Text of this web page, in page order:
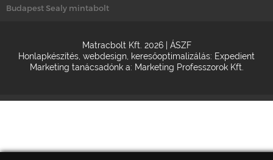
Budapest Sealy mintabolt
Matracbolt Kft. 2026 | ÁSZF
Honlapkészítés webdesign keresőoptimalizálás: Expedient
Marketing tanácsadónk a: Marketing Professzorok Kft.